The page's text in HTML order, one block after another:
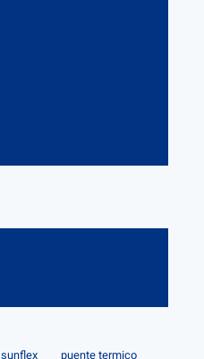
sunflex puente termico